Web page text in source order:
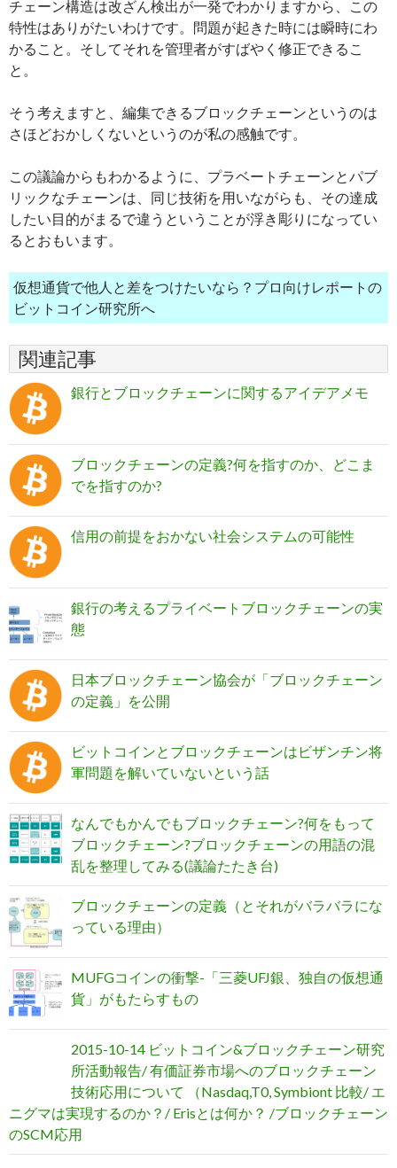
チェーン構造は改ざん検出が一発でわかりますから、この
特性はありがたいわけです。問題が起きた時には瞬時にわ
かること。そしてそれを管理者がすばやく修正できるこ
と。
そう考えますと、編集できるブロックチェーンというのは
さほどおかしくないというのが私の感触です。
この議論からもわかるように、プラベートチェーンとパブ
リックなチェーンは、同じ技術を用いながらも、その達成
したい目的がまるで違うということが浮き彫りになってい
るとおもいます。
仮想通貨で他人と差をつけたいなら？プロ向けレポートの
ビットコイン研究所へ
関連記事
銀行とブロックチェーンに関するアイデアメモ
ブロックチェーンの定義?何を指すのか、どこま
でを指すのか?
信用の前提をおかない社会システムの可能性
銀行の考えるプライベートブロックチェーンの実
態
日本ブロックチェーン協会が「ブロックチェーン
の定義」を公開
ビットコインとブロックチェーンはビザンチン将
軍問題を解いていないという話
なんでもかんでもブロックチェーン?何をもって
ブロックチェーン?ブロックチェーンの用語の混
乱を整理してみる(議論たたき台)
ブロックチェーンの定義（とそれがバラバラにな
っている理由）
MUFGコインの衝撃-「三菱UFJ銀、独自の仮想通
貨」がもたらすもの
2015-10-14 ビットコイン&ブロックチェーン研究
所活動報告/ 有価証券市場へのブロックチェーン
技術応用について （Nasdaq,T0, Symbiont 比較/ エ
ニグマは実現するのか？/ Erisとは何か？ /ブロックチェーン
のSCM応用